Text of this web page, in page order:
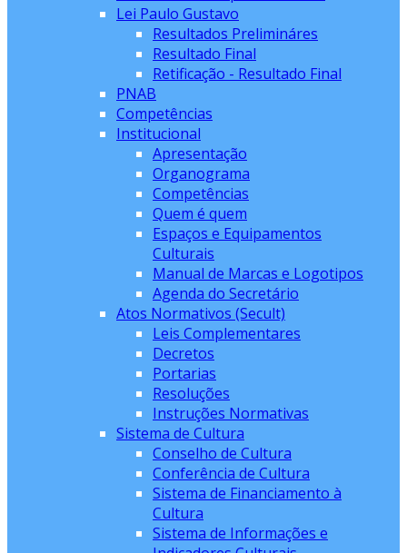
Lei Paulo Gustavo
Resultados Prelimináres
Resultado Final
Retificação - Resultado Final
PNAB
Competências
Institucional
Apresentação
Organograma
Competências
Quem é quem
Espaços e Equipamentos
Culturais
Manual de Marcas e Logotipos
Agenda do Secretário
Atos Normativos (Secult)
Leis Complementares
Decretos
Portarias
Resoluções
Instruções Normativas
Sistema de Cultura
Conselho de Cultura
Conferência de Cultura
Sistema de Financiamento à
Cultura
Sistema de Informações e